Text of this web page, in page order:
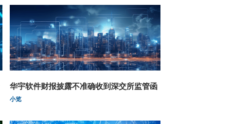
华宇软件财报披露不准确收到深交所监管函
小览